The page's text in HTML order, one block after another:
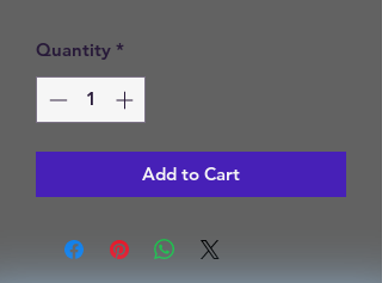
Quantity *
Add to Cart